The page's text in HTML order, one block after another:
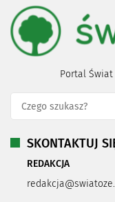
Portal Świat
SKONTAKTUJ
REDAKCJA